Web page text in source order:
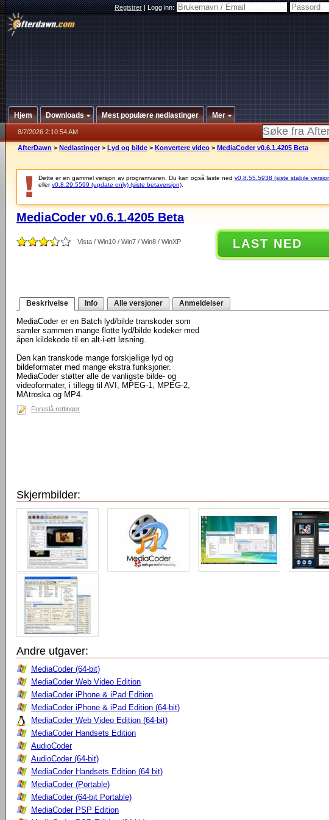
Registrer|Logg inn:
Hjem Downloads Mest populære nedlastinger Mer
8/7/2026 2:10:54 AM
AfterDawn > Nedlastinger > Lyd og bilde > Konvertere video > MediaCoder v0.6.1.4205 Beta
Dette er en gammel versjon av programvaren. Du kan også laste ned v0.8.55.5938 (siste stabile
ellerv0.8.29.5599 (update only) (siste betaversjon)
MediaCoder v0.6.1.4205 Beta
Vista / Win10 / Win7 / Win8 / WinXP LAST NED
Beskrivelse Info Alle versjoner Anmeldelser
MediaCoder er en Batch lyd/bilde transkoder som
samler sammen mange flotte lyd/bilde kodeker med
åpen kildekode til en alt-i-ett løsning.
Den kan transkode mange forskjellige lyd og
bildeformater med mange ekstra funksjoner.
MediaCoder støtter alle de vanligste bilde- og
videoformater, i tillegg til AVI, MPEG-1, MPEG-2,
MAtroska og MP4.
Foreslå rettinger
Skjermbilder:
Andre utgaver:
MediaCoder (64-bit)
MediaCoder Web Video Edition
MediaCoder iPhone & iPad Edition
MediaCoder iPhone & iPad Edition (64-bit)
MediaCoder Web Video Edition (64-bit)
MediaCoder Handsets Edition
AudioCoder
AudioCoder (64-bit)
MediaCoder Handsets Edition (64 bit)
MediaCoder (Portable)
MediaCoder (64-bit Portable)
MediaCoder PSP Edition